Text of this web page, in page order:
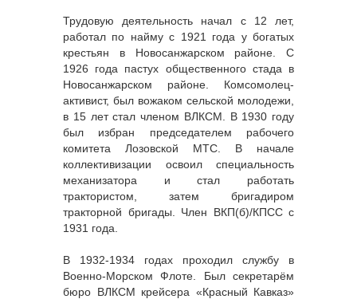
Трудовую деятельность начал с 12 лет,
работал по найму с 1921 года у богатых
крестьян в Новосанжарском районе. С
1926 года пастух общественного стада в
Новосанжарском районе. Комсомолец-
активист, был вожаком сельской молодежи,
в 15 лет стал членом ВЛКСМ. В 1930 году
был избран председателем рабочего
комитета Лозовской МТС. В начале
коллективизации освоил специальность
механизатора и стал работать
трактористом, затем бригадиром
тракторной бригады. Член ВКП(б)/КПСС с
1931 года.
В 1932-1934 годах проходил службу в
Военно-Морском Флоте. Был секретарём
бюро ВЛКСМ крейсера «Красный Кавказ»